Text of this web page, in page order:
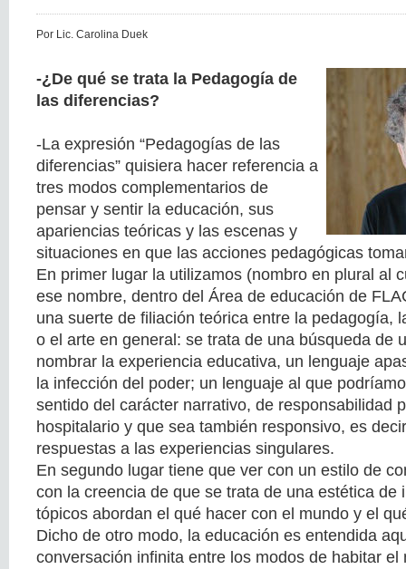
Por Lic. Carolina Duek
-¿De qué se trata la Pedagogía de
las diferencias?
-La expresión “Pedagogías de las
diferencias” quisiera hacer referencia a
tres modos complementarios de
pensar y sentir la educación, sus
apariencias teóricas y las escenas y
situaciones en que las acciones pedagógicas
En primer lugar la utilizamos (nombro en plural al
ese nombre, dentro del Área de educación de
una suerte de filiación teórica entre la pedagogía,
o el arte en general: se trata de una búsqueda de
nombrar la experiencia educativa, un lenguaje
la infección del poder; un lenguaje al que
sentido del carácter narrativo, de responsabilidad
hospitalario y que sea también responsivo, es
respuestas a las experiencias singulares.
En segundo lugar tiene que ver con un estilo de
con la creencia de que se trata de una estética de
tópicos abordan el qué hacer con el mundo y el
Dicho de otro modo, la educación es entendida
conversación infinita entre los modos de habitar el